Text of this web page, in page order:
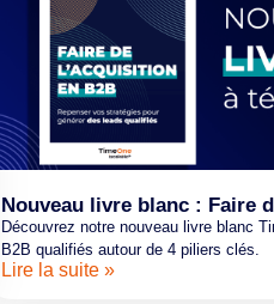
Nouveau livre blanc : Faire
Découvrez notre nouveau livre blanc
B2B qualifiés autour de 4 piliers clés.
Lire la suite »